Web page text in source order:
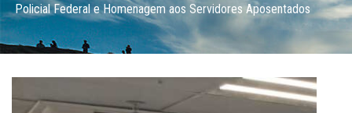
Policial Federal e Homenagem aos Servidores Aposentados